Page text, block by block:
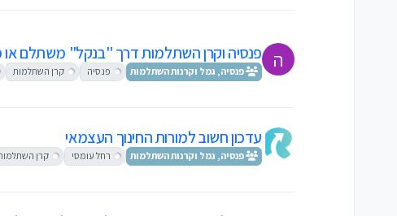
ה פנסיה וקרן השתלמות דרך "בנקל" משתלם או
פנסיה, גמל וקרנות השתלמות פנסיה קרן השתלמות
עדכון חשוב למורות החינוך העצמאי
פנסיה, גמל וקרנות השתלמות רחל עומסי קרן